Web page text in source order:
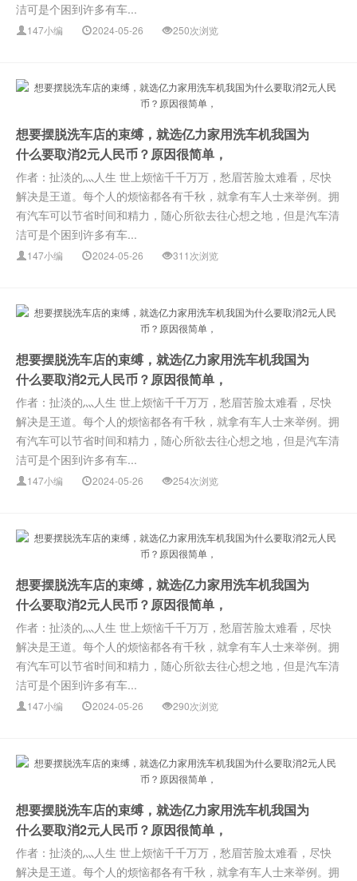
洁可是个困到许多有车...
147小编 2024-05-26 250次浏览
想要摆脱洗车店的束缚，就选亿力家用洗车机我国为
什么要取消2元人民币？原因很简单，
作者：扯淡的灬人生 世上烦恼千千万万，愁眉苦脸太难看，尽快
解决是王道。每个人的烦恼都各有千秋，就拿有车人士来举例。拥
有汽车可以节省时间和精力，随心所欲去往心想之地，但是汽车清
洁可是个困到许多有车...
147小编 2024-05-26 311次浏览
想要摆脱洗车店的束缚，就选亿力家用洗车机我国为
什么要取消2元人民币？原因很简单，
作者：扯淡的灬人生 世上烦恼千千万万，愁眉苦脸太难看，尽快
解决是王道。每个人的烦恼都各有千秋，就拿有车人士来举例。拥
有汽车可以节省时间和精力，随心所欲去往心想之地，但是汽车清
洁可是个困到许多有车...
147小编 2024-05-26 254次浏览
想要摆脱洗车店的束缚，就选亿力家用洗车机我国为
什么要取消2元人民币？原因很简单，
作者：扯淡的灬人生 世上烦恼千千万万，愁眉苦脸太难看，尽快
解决是王道。每个人的烦恼都各有千秋，就拿有车人士来举例。拥
有汽车可以节省时间和精力，随心所欲去往心想之地，但是汽车清
洁可是个困到许多有车...
147小编 2024-05-26 290次浏览
想要摆脱洗车店的束缚，就选亿力家用洗车机我国为
什么要取消2元人民币？原因很简单，
作者：扯淡的灬人生 世上烦恼千千万万，愁眉苦脸太难看，尽快
解决是王道。每个人的烦恼都各有千秋，就拿有车人士来举例。拥